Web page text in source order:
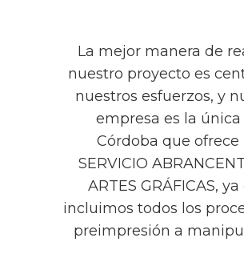
La mejor manera de
nuestro proyecto es
nuestros esfuerzos, y
empresa es la única
Córdoba que ofrece
SERVICIO
ARTES GRÁFICAS,
incluimos todos los
preimpresión a